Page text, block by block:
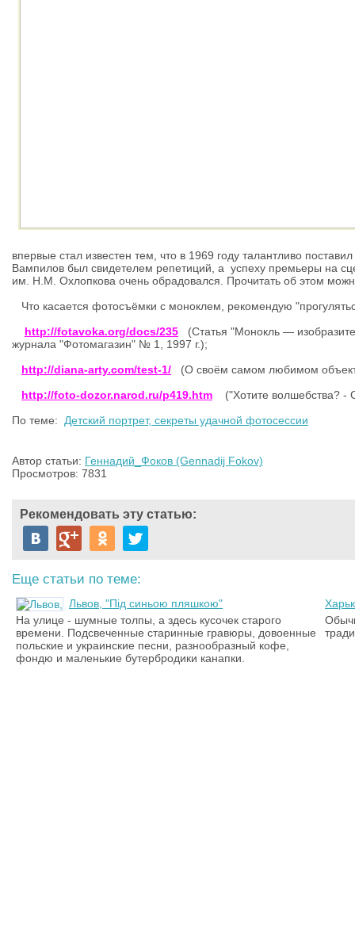
впервые стал известен тем, что в 1969 году талантливо
Вампилов был свидетелем репетиций, а успеху премьеры на
им. Н.М. Охлопкова очень обрадовался. Прочитать об этом
Что касается фотосъёмки с моноклем, рекомендую
http://fotavoka.org/docs/235 (Статья "Монокль —
журнала "Фотомагазин" № 1, 1997 г.);
http://diana-arty.com/test-1/ (О своём самом любимом
http://foto-dozor.narod.ru/p419.htm ("Хотите волшебства?
По теме: Детский портрет, секреты удачной фотосессии
Автор статьи: Геннадий_Фоков (Gennadij Fokov)
Просмотров: 7831
Рекомендовать эту статью:
Еще статьи по теме:
Львов, "Під синьою пляшкою"
На улице - шумные толпы, а здесь кусочек старого
времени. Подсвеченные старинные гравюры, довоенные
польские и украинские песни, разнообразный кофе,
фондю и маленькие бутербродики канапки.